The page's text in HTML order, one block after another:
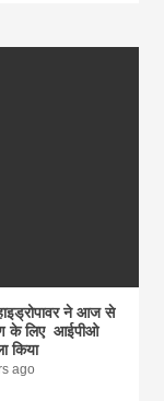
ने आज से
के लिए आईपीओ
किया
ago